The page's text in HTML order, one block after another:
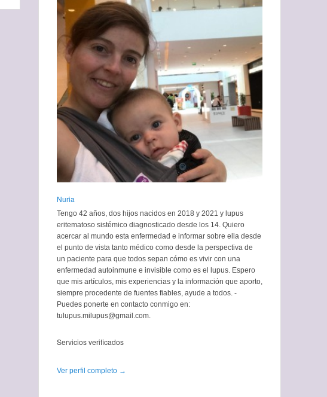
Nuria
Tengo 42 años, dos hijos nacidos en 2018 y 2021 y lupus
eritematoso sistémico diagnosticado desde los 14. Quiero
acercar al mundo esta enfermedad e informar sobre ella desde
el punto de vista tanto médico como desde la perspectiva de
un paciente para que todos sepan cómo es vivir con una
enfermedad autoinmune e invisible como es el lupus. Espero
que mis artículos, mis experiencias y la información que aporto,
siempre procedente de fuentes fiables, ayude a todos. -
Puedes ponerte en contacto conmigo en:
tulupus.milupus@gmail.com.
Servicios verificados
Ver perfil completo →